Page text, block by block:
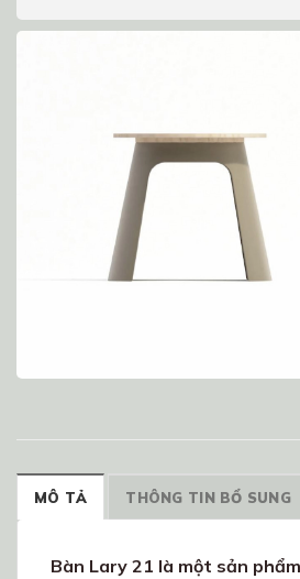
MÔ TẢ THÔNG TIN BỔ SUNG
Bàn Lary 21 là một sản